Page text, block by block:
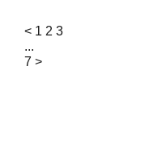
< 1 2 3
...
7 >